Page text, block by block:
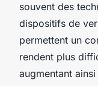
souvent des
dispositifs de
permettent un
rendent plus
augmentant ainsi